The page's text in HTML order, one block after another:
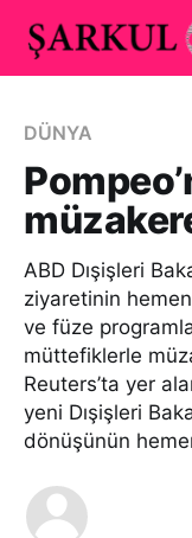
DÜNYA
ABD Dışişleri
ziyaretinin
ve füze
müttefiklerle
Reuters’ta yer
yeni Dışişleri
dönüşünün